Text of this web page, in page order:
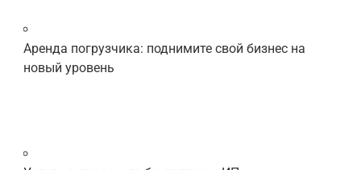
Аренда погрузчика: поднимите свой бизнес на
новый уровень